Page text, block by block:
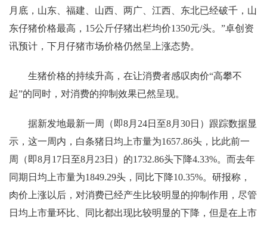
月底，山东、福建、山西、两广、江西、东北已经破千，山
东仔猪价格最高，15公斤仔猪出栏均价1350元/头。”卓创资
讯预计，下月仔猪市场价格仍然呈上涨态势。
生猪价格的持续升高，在让消费者感叹肉价“高攀不
起”的同时，对消费的抑制效果已然呈现。
据新发地最新一周（即8月24日至8月30日）跟踪数据显
示，这一周内，白条猪日均上市量为1657.86头，比此前一
周（即8月17日至8月23日）的1732.86头下降4.33%。而去年
同期日均上市量为1849.29头，同比下降10.35%。研报称，
肉价上涨以后，对消费已经产生比较明显的抑制作用，尽管
日均上市量环比、同比都出现比较明显的下降，但是在上市